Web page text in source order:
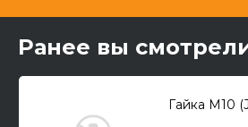
Ранее вы
Гайка М10